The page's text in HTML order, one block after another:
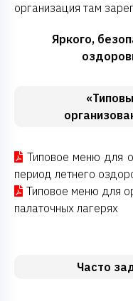
организация там
Яркого,
Типовое меню для
период летнего
Типовое меню для
палаточных лагерях
Часто